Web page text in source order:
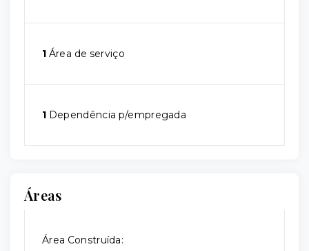
1 Área de serviço
1 Dependência p/empregada
Áreas
Área Construída: